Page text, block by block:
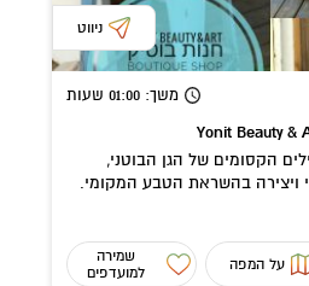
ניווט
משך: 01:00 שעות
הקסומים של הגן הבוטני,
ויצירה בהשראת הטבע המקומי.
על המפה
שמירה
למועדפים